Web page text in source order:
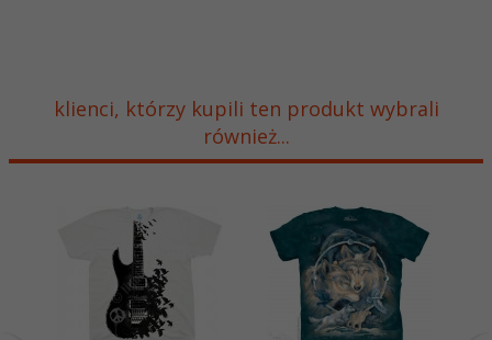
klienci, którzy kupili ten produkt wybrali
również...